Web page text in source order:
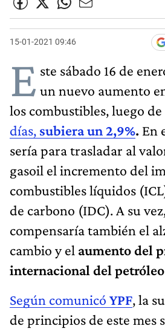
15-01-2021 09:46
E ste sábado 16 de
un nuevo aumento
los combustibles, luego de
días, subiera un 2,9%. En
sería para trasladar al
gasoil el incremento del
combustibles líquidos
de carbono (IDC). A su
compensaría también el
cambio y el aumento del
internacional del
Según comunicó YPF, la
de principios de este mes